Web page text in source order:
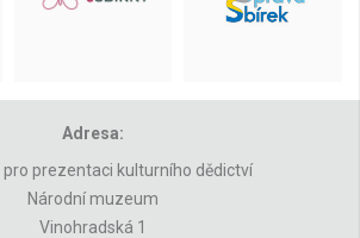
Adresa:
prezentaci kulturního dědictví
Národní muzeum
Vinohradská 1